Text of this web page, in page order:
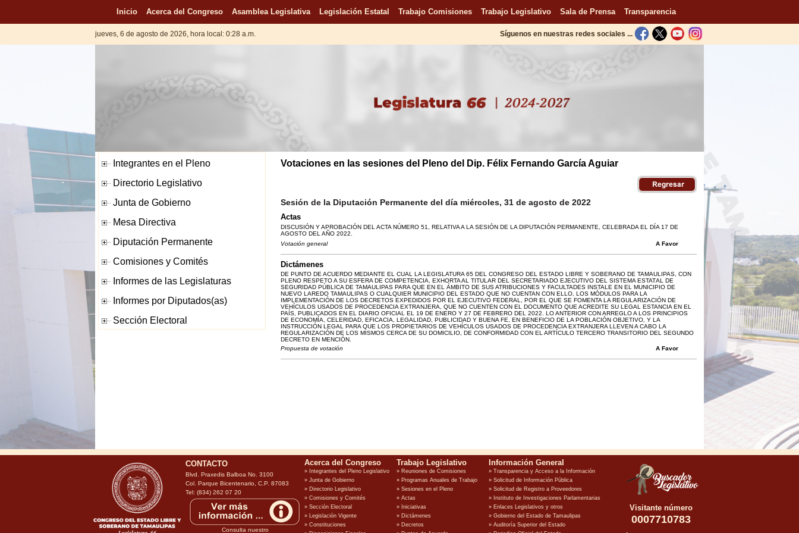
Inicio Acerca del Congreso Asamblea Legislativa Legislación Estatal Trabajo Comisiones Trabajo Legislativo Sala de Prensa Transparencia
jueves, 6 de agosto de 2026, hora local: 0:28 a.m. Síguenos en nuestras redes sociales ...
Votaciones en las sesiones del Pleno del Dip. Félix Fernando García Aguiar
Sesión de la Diputación Permanente del día miércoles, 31 de agosto de 2022
Actas
DISCUSIÓN Y APROBACIÓN DEL ACTA NÚMERO 51, RELATIVA A LA SESIÓN DE LA DIPUTACIÓN PERMANENTE, CELEBRADA EL DÍA 17 DE
AGOSTO DEL AÑO 2022.
Votación general
A Favor
Dictámenes
DE PUNTO DE ACUERDO MEDIANTE EL CUAL LA LEGISLATURA 65 DEL CONGRESO DEL ESTADO LIBRE Y SOBERANO DE TAMAULIPAS, CON
PLENO RESPETO A SU ESFERA DE COMPETENCIA, EXHORTA AL TITULAR DEL SECRETARIADO EJECUTIVO DEL SISTEMA ESTATAL DE
SEGURIDAD PÚBLICA DE TAMAULIPAS PARA QUE EN EL ÁMBITO DE SUS ATRIBUCIONES Y FACULTADES INSTALE EN EL MUNICIPIO DE
NUEVO LAREDO TAMAULIPAS O CUALQUIER MUNICIPIO DEL ESTADO QUE NO CUENTAN CON ELLO, LOS MÓDULOS PARA LA
IMPLEMENTACIÓN DE LOS DECRETOS EXPEDIDOS POR EL EJECUTIVO FEDERAL, POR EL QUE SE FOMENTA LA REGULARIZACIÓN DE
VEHÍCULOS USADOS DE PROCEDENCIA EXTRANJERA, QUE NO CUENTEN CON EL DOCUMENTO QUE ACREDITE SU LEGAL ESTANCIA EN EL
PAÍS, PUBLICADOS EN EL DIARIO OFICIAL EL 19 DE ENERO Y 27 DE FEBRERO DEL 2022. LO ANTERIOR CON ARREGLO A LOS PRINCIPIOS
DE ECONOMÍA, CELERIDAD, EFICACIA, LEGALIDAD, PUBLICIDAD Y BUENA FE, EN BENEFICIO DE LA POBLACIÓN OBJETIVO, Y LA
INSTRUCCIÓN LEGAL PARA QUE LOS PROPIETARIOS DE VEHÍCULOS USADOS DE PROCEDENCIA EXTRANJERA LLEVEN A CABO LA
REGULARIZACIÓN DE LOS MISMOS CERCA DE SU DOMICILIO, DE CONFORMIDAD CON EL ARTÍCULO TERCERO TRANSITORIO DEL SEGUNDO
DECRETO EN MENCIÓN.
Propuesta de votación
A Favor
CONTACTO
Blvd. Praxedis Balboa No. 3100
Col. Parque Bicentenario, C.P. 87083
Tel: (834) 262 07 20
Consulta nuestro